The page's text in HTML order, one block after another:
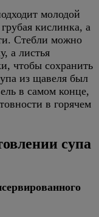
молодой
кислинка, а
Стебли можно
а листья
чтобы сохранить
из щавеля был
в самом конце,
в горячем
супа